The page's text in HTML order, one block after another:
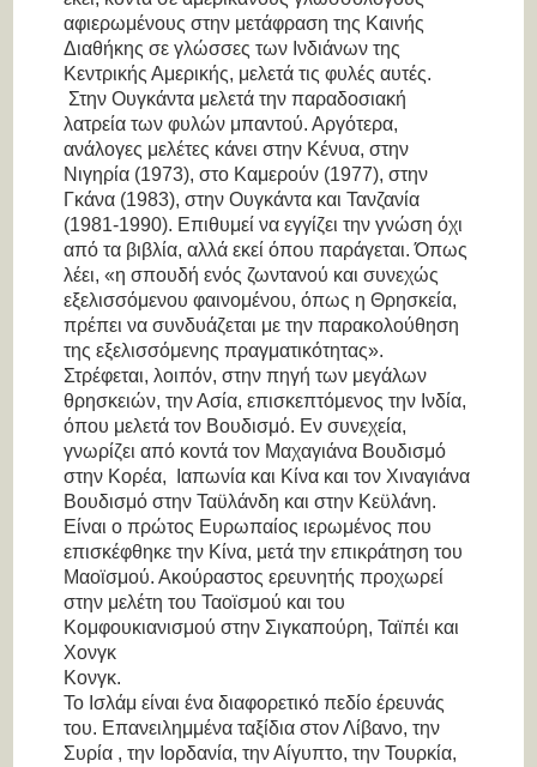
αφιερωμένους στην μετάφραση της Καινής
Διαθήκης σε γλώσσες των Ινδιάνων της
Κεντρικής Αμερικής, μελετά τις φυλές αυτές.
Στην Ουγκάντα μελετά την παραδοσιακή
λατρεία των φυλών μπαντού. Αργότερα,
ανάλογες μελέτες κάνει στην Κένυα, στην
Νιγηρία (1973), στο Καμερούν (1977), στην
Γκάνα (1983), στην Ουγκάντα και Τανζανία
(1981-1990). Επιθυμεί να εγγίζει την γνώση όχι
από τα βιβλία, αλλά εκεί όπου παράγεται. Όπως
λέει, «η σπουδή ενός ζωντανού και συνεχώς
εξελισσόμενου φαινομένου, όπως η Θρησκεία,
πρέπει να συνδυάζεται με την παρακολούθηση
της εξελισσόμενης πραγματικότητας».
Στρέφεται, λοιπόν, στην πηγή των μεγάλων
θρησκειών, την Ασία, επισκεπτόμενος την Ινδία,
όπου μελετά τον Βουδισμό. Εν συνεχεία,
γνωρίζει από κοντά τον Μαχαγιάνα Βουδισμό
στην Κορέα, Ιαπωνία και Κίνα και τον Χιναγιάνα
Βουδισμό στην Ταϋλάνδη και στην Κεϋλάνη.
Είναι ο πρώτος Ευρωπαίος ιερωμένος που
επισκέφθηκε την Κίνα, μετά την επικράτηση του
Μαοϊσμού. Ακούραστος ερευνητής προχωρεί
στην μελέτη του Ταοϊσμού και του
Κομφουκιανισμού στην Σιγκαπούρη, Ταϊπέι και
Χονγκ
Κονγκ.
Το Ισλάμ είναι ένα διαφορετικό πεδίο έρευνάς
του. Επανειλημμένα ταξίδια στον Λίβανο, την
Συρία , την Ιορδανία, την Αίγυπτο, την Τουρκία,